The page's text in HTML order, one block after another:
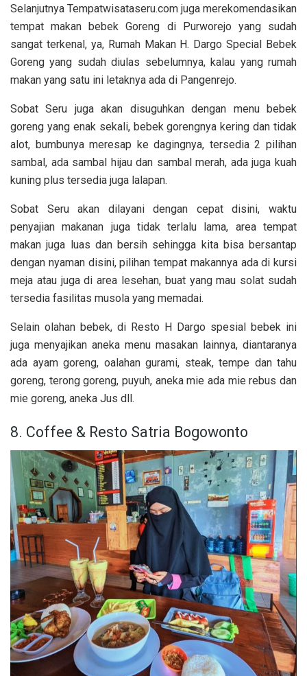
Selanjutnya Tempatwisataseru.com juga merekomendasikan
tempat makan bebek Goreng di Purworejo yang sudah
sangat terkenal, ya, Rumah Makan H. Dargo Special Bebek
Goreng yang sudah diulas sebelumnya, kalau yang rumah
makan yang satu ini letaknya ada di Pangenrejo.
Sobat Seru juga akan disuguhkan dengan menu bebek
goreng yang enak sekali, bebek gorengnya kering dan tidak
alot, bumbunya meresap ke dagingnya, tersedia 2 pilihan
sambal, ada sambal hijau dan sambal merah, ada juga kuah
kuning plus tersedia juga lalapan.
Sobat Seru akan dilayani dengan cepat disini, waktu
penyajian makanan juga tidak terlalu lama, area tempat
makan juga luas dan bersih sehingga kita bisa bersantap
dengan nyaman disini, pilihan tempat makannya ada di kursi
meja atau juga di area lesehan, buat yang mau solat sudah
tersedia fasilitas musola yang memadai.
Selain olahan bebek, di Resto H Dargo spesial bebek ini
juga menyajikan aneka menu masakan lainnya, diantaranya
ada ayam goreng, oalahan gurami, steak, tempe dan tahu
goreng, terong goreng, puyuh, aneka mie ada mie rebus dan
mie goreng, aneka Jus dll.
8. Coffee & Resto Satria Bogowonto